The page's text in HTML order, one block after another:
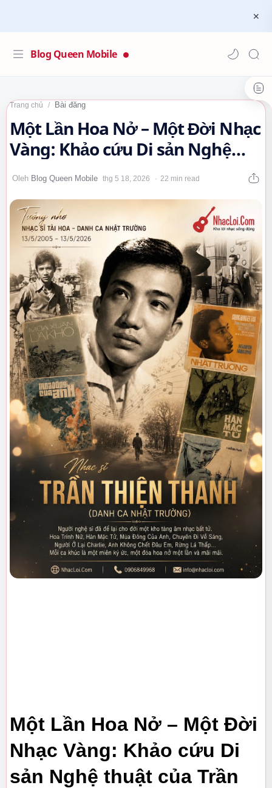
Blog Queen Mobile
Trang chủ Bài đăng
Một Lần Hoa Nở – Một Đời Nhạc
Vàng: Khảo cứu Di sản Nghệ
thuật của Trần Thiện Thanh…
22 min read
Một Lần Hoa Nở – Một Đời
Nhạc Vàng: Khảo cứu Di
sản Nghệ thuật của Trần